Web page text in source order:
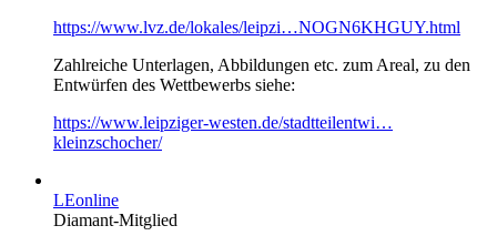
https://www.lvz.de/lokales/leipzi…NOGN6KHGUY.html
Zahlreiche Unterlagen, Abbildungen etc. zum Areal, zu den
Entwürfen des Wettbewerbs siehe:
https://www.leipziger-westen.de/stadtteilentwi…
kleinzschocher/
LEonline
Diamant-Mitglied